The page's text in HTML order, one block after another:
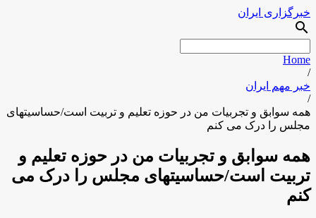
خبرگزاری ایران
search
Home
/
خبر مهم ایران
/
همه سوابق و تجربیات من در حوزه تعلیم و تربیت است/حساسیتهای
مجلس را درک می کنم
همه سوابق و تجربیات من در حوزه تعلیم و
تربیت است/حساسیتهای مجلس را درک می
کنم